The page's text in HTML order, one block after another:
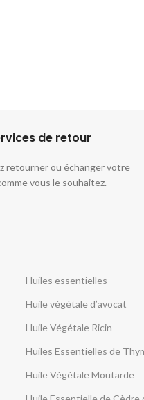
de retour
retourner ou échanger votre
vous le souhaitez.
Huiles essentielles
Huile végétale d’avocat
Huile Végétale Ricin
Huiles Essentielles de
Huile Végétale Moutarde